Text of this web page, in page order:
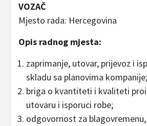
VOZAČ
Mjesto rada: Hercegovina
Opis radnog mjesta:
zaprimanje, utovar, prijevoz i
skladu sa planovima kompanije;
briga o kvantiteti i kvaliteti
utovaru i isporuci robe;
odgovornost za